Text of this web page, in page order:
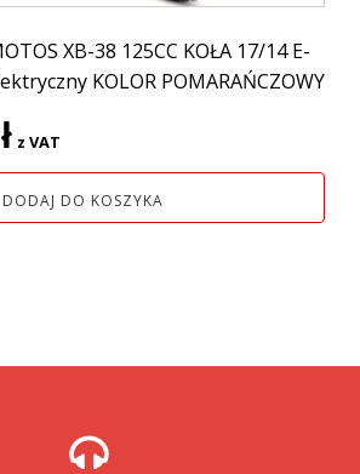
XB-38 125CC KOŁA 17/14 E-
KOLOR POMARAŃCZOWY
z VAT
DODAJ DO KOSZYKA